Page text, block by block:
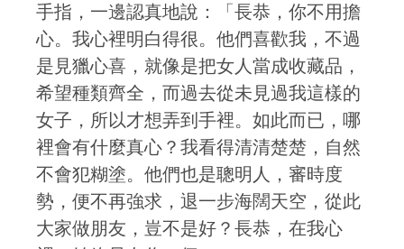
手指，一邊認真地說：「長恭，你不用擔
心。我心裡明白得很。他們喜歡我，不過
是見獵心喜，就像是把女人當成收藏品，
希望種類齊全，而過去從未見過我這樣的
女子，所以才想弄到手裡。如此而已，哪
裡會有什麼真心？我看得清清楚楚，自然
不會犯糊塗。他們也是聰明人，審時度
勢，便不再強求，退一步海闊天空，從此
大家做朋友，豈不是好？長恭，在我心